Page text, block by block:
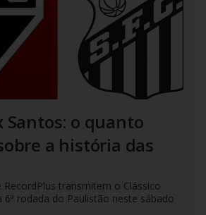
Santos: o quanto
a história das
RecordPlus transmitem o Clássico
6ª rodada do Paulistão neste sábado